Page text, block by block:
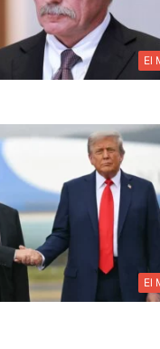
El
El